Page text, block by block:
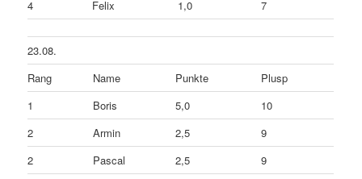
4
Felix 1,0 7
23.08.
Rang
Name Punkte
Plusp
1
Boris 5,0
10
2
Armin 2,5
9
2
Pascal 2,5
9